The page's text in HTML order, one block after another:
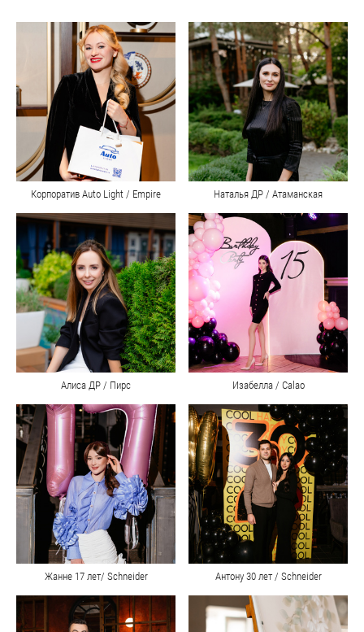
Корпоратив Auto Light / Empire Наталья ДР / Атаманская
Алиса ДР / Пирс Изабелла / Calao
Жанне 17 лет/ Schneider Антону 30 лет / Schneider